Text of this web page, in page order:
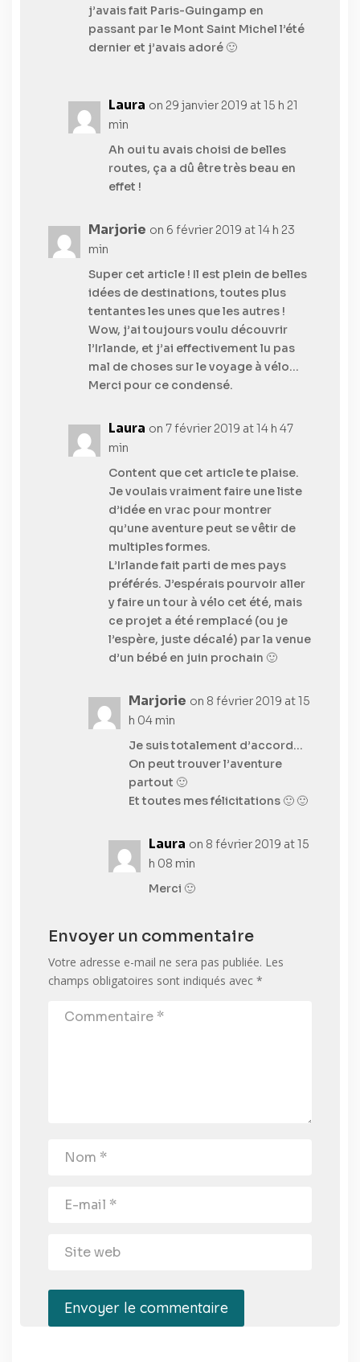
j’avais fait Paris-Guingamp en
passant par le Mont Saint Michel l’été
dernier et j’avais adoré 🙂
Laura on 29 janvier 2019 at 15 h 21
min
Ah oui tu avais choisi de belles
routes, ça a dû être très beau en
effet !
Marjorie on 6 février 2019 at 14 h 23
min
Super cet article ! Il est plein de belles
idées de destinations, toutes plus
tentantes les unes que les autres !
Wow, j’ai toujours voulu découvrir
l’Irlande, et j’ai effectivement lu pas
mal de choses sur le voyage à vélo…
Merci pour ce condensé.
Laura on 7 février 2019 at 14 h 47
min
Content que cet article te plaise.
Je voulais vraiment faire une liste
d’idée en vrac pour montrer
qu’une aventure peut se vêtir de
multiples formes.
L’Irlande fait parti de mes pays
préférés. J’espérais pourvoir aller
y faire un tour à vélo cet été, mais
ce projet a été remplacé (ou je
l’espère, juste décalé) par la venue
d’un bébé en juin prochain 🙂
Marjorie on 8 février 2019 at 15
h 04 min
Je suis totalement d’accord…
On peut trouver l’aventure
partout 🙂
Et toutes mes félicitations 🙂 🙂
Laura on 8 février 2019 at 15
h 08 min
Merci 🙂
Envoyer un commentaire
Votre adresse e-mail ne sera pas publiée. Les
champs obligatoires sont indiqués avec *
Envoyer le commentaire